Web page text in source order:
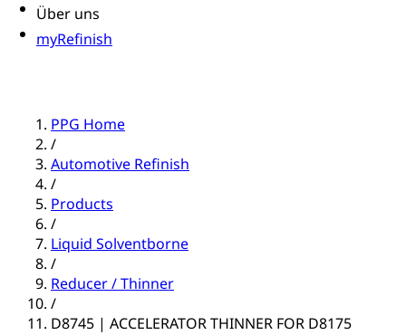
Über uns
myRefinish
PPG Home
/
Automotive Refinish
/
Products
/
Liquid Solventborne
/
Reducer / Thinner
/
D8745 | ACCELERATOR THINNER FOR D8175